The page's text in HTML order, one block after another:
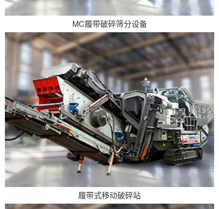
MC履带破碎筛分设备
履带式移动破碎站